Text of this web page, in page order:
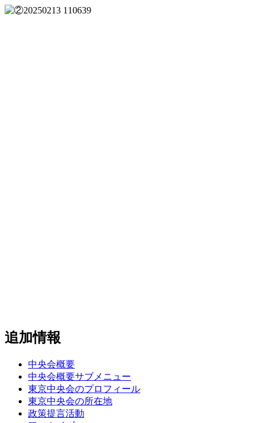
追加情報
中央会概要
中央会概要サブメニュー
東京中央会のプロフィール
東京中央会の所在地
政策提言活動